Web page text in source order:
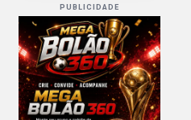
PUBLICIDADE